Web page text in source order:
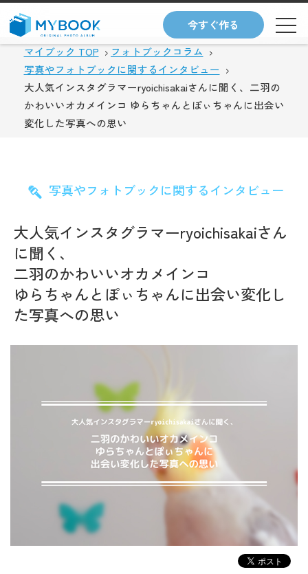
今すぐ作る
マイブック TOP
フォトブックコラム
写真やフォトブックに関するインタビュー
大人気インスタグラマーryoichisakaiさんに聞く、二羽の
かわいいオカメインコ ゆらちゃんとぽぃちゃんに出会い
変化した写真への思い
写真やフォトブックに関するインタビュー
大人気インスタグラマーryoichisakaiさん
に聞く、
二羽のかわいいオカメインコ
ゆらちゃんとぽぃちゃんに出会い変化し
た写真への思い